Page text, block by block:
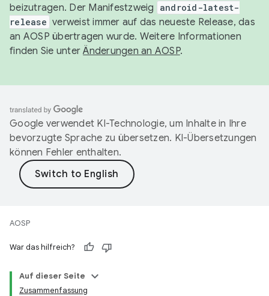
beizutragen. Der Manifestzweig
android-latest-
release verweist immer auf das neueste Release, das
an AOSP übertragen wurde. Weitere Informationen
finden Sie unterÄnderungen an AOSP.
Google verwendet KI-Technologie, um Inhalte in Ihre
bevorzugte Sprache zu übersetzen. KI-Übersetzungen
können Fehler enthalten.
AOSP
War das hilfreich?
Auf dieser Seite
Zusammenfassung